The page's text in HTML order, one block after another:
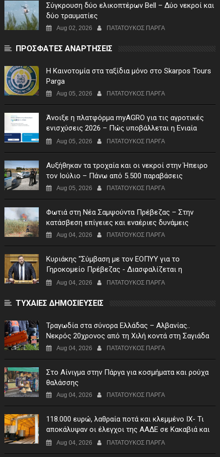
Σύγκρουση δύο ελικοπτέρων Bell – Δύο νεκροί και
δύο τραυματίες
Aug 02, 2026 ΠΑΤΑΤΟΥΚΟΣ ΠΑΡΓΑ
ΠΡΟΣΦΑΤΕΣ ΑΝΑΡΤΗΣΕΙΣ
Η Καινοτομία στα ταξίδια μόνο στο Skarpos Tours
Parga
Aug 05, 2026 ΠΑΤΑΤΟΥΚΟΣ ΠΑΡΓΑ
Άνοιξε η πλατφόρμα myAGRO για τις αγροτικές
ενισχύσεις 2026 – Πώς υποβάλλεται η Ενιαία
Αίτηση Ενίσχυσης
Aug 05, 2026 ΠΑΤΑΤΟΥΚΟΣ ΠΑΡΓΑ
Αυξήθηκαν τα τροχαία και οι νεκροί στην Ήπειρο
τον Ιούλιο – Πάνω από 5.500 παραβάσεις
Aug 05, 2026 ΠΑΤΑΤΟΥΚΟΣ ΠΑΡΓΑ
Φωτιά στη Νέα Σαμψούντα Πρέβεζας – Στην
κατάσβεση επίγειες και εναέριες δυνάμεις
Aug 04, 2026 ΠΑΤΑΤΟΥΚΟΣ ΠΑΡΓΑ
Κυριάκης "Σύμβαση με τον ΕΟΠΥΥ για το
Γηροκομείο Πρέβεζας - Διασφαλίζεται η
χρηματοδότηση της λειτουργίας του"
Aug 04, 2026 ΠΑΤΑΤΟΥΚΟΣ ΠΑΡΓΑ
ΤΥΧΑΙΕΣ ΔΗΜΟΣΙΕΥΣΕΙΣ
Τραγωδία στα σύνορα Ελλάδας – Αλβανίας..
Νεκρός 20χρονος από τη Χιλή κοντά στη Σαγιάδα
Aug 04, 2026 ΠΑΤΑΤΟΥΚΟΣ ΠΑΡΓΑ
Στο Αίνιγμα στην Πάργα για κοσμήματα και ρούχα
θαλάσσης
Aug 04, 2026 ΠΑΤΑΤΟΥΚΟΣ ΠΑΡΓΑ
118.000 ευρώ, λαθραία ποτά και κλεμμένο ΙΧ- Τι
αποκάλυψαν οι έλεγχοι της ΑΑΔΕ σε Κακαβιά και
Μαυρομάτι
Aug 04, 2026 ΠΑΤΑΤΟΥΚΟΣ ΠΑΡΓΑ